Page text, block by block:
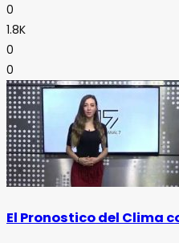
0
1.8K
0
0
El Pronostico del Clima